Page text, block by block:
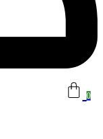
0